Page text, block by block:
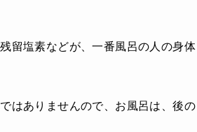
留塩素などが、一番風呂の人の身体
はありませんので、お風呂は、後の